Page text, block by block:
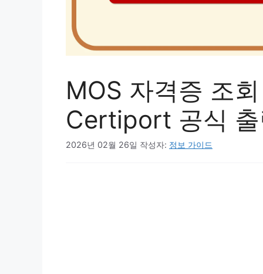
MOS 자격증 조
Certiport 공식
2026년 02월 26일 작성자: 정보 가이드